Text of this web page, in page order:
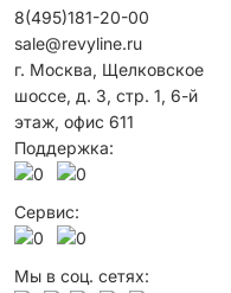
8(495)181-20-00
sale@revyline.ru
г. Москва, Щелковское
шоссе, д. 3, стр. 1, 6-й
этаж, офис 611
Поддержка:
Сервис:
Мы в соц. сетях: